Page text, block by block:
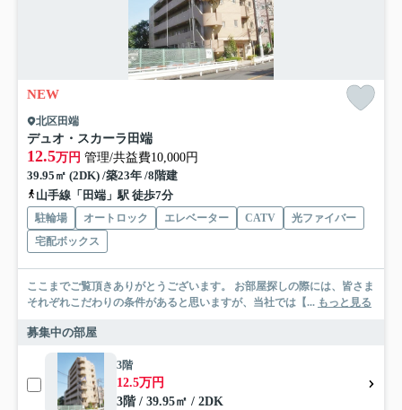
NEW
北区田端
デュオ・スカーラ田端
12.5万円 管理/共益費10,000円
39.95㎡ (2DK) /築23年 /8階建
山手線「田端」駅 徒歩7分
駐輪場 オートロック エレベーター CATV
光ファイバー
宅配ボックス
ここまでご覧頂きありがとうございます。 お部屋探しの際には、皆さま
それぞれこだわりの条件があると思いますが、当社では【... もっと見る
募集中の部屋
3階
12.5万円
3階 / 39.95㎡ / 2DK